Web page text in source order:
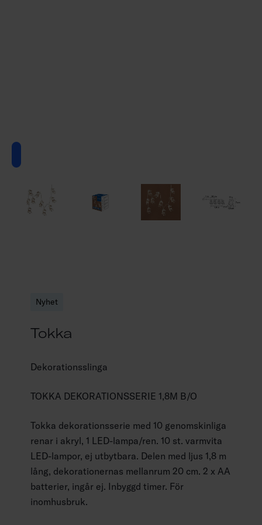
Nyhet
Tokka
Dekorationsslinga
TOKKA DEKORATIONSSERIE 1,8M B/O
Tokka dekorationsserie med 10 genomskinliga
renar i akryl, 1 LED-lampa/ren. 10 st. varmvita
LED-lampor, ej utbytbara. Delen med ljus 1,8 m
lång, dekorationernas mellanrum 20 cm. 2 x AA
batterier, ingår ej. Inbyggd timer. För
inomhusbruk.